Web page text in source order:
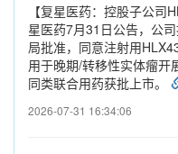
【复星医药：控股子公司
星医药7月31日公告，公
局批准，同意注射用
用于晚期/转移性实体瘤开
同类联合用药获批上市。
2026-07-31 16:34:06